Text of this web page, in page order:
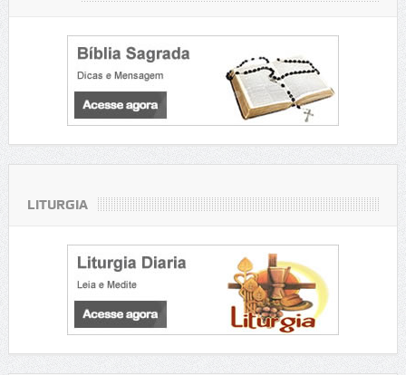
LITURGIA